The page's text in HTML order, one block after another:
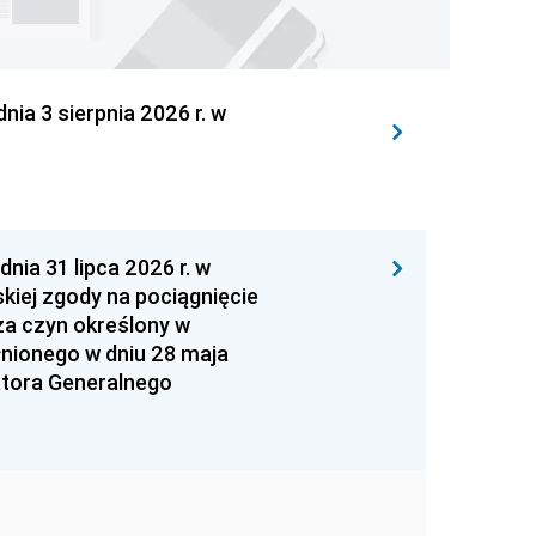
3 sierpnia 2026 r. w
31 lipca 2026 r. w
zgody na pociągnięcie
czyn określony w
w dniu 28 maja
Generalnego